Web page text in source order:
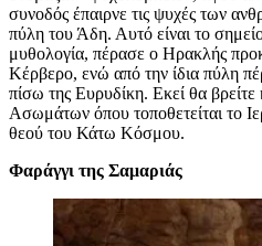
συνοδός έπαιρνε τις ψυχές των
πύλη του Άδη. Αυτό είναι το
μυθολογία, πέρασε ο Ηρακλής
Κέρβερο, ενώ από την ίδια πύλη
πίσω της Ευρυδίκη. Εκεί θα
Ασωμάτων όπου τοποθετείται το
θεού του Κάτω Κόσμου.
Φαράγγι της Σαμαριάς